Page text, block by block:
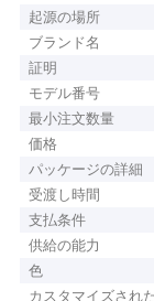
起源の場所
ブランド名
証明
モデル番号
最小注文数量
価格
パッケージの詳細
受渡し時間
支払条件
供給の能力
色
カスタマイズされた